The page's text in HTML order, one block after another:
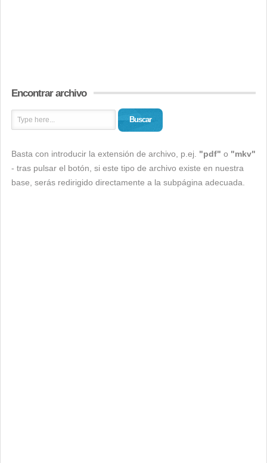
Encontrar archivo
Buscar
Basta con introducir la extensión de archivo, p.ej. "pdf" o "mkv"
- tras pulsar el botón, si este tipo de archivo existe en nuestra
base, serás redirigido directamente a la subpágina adecuada.